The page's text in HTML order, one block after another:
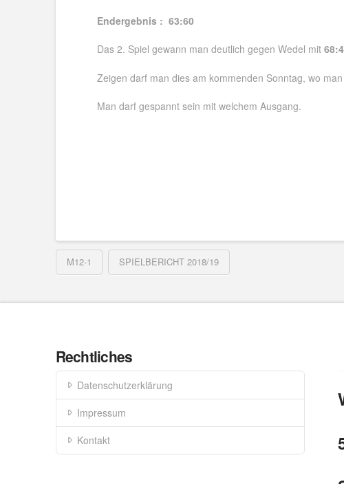
Endergebnis : 63:60
Das 2. Spiel gewann man deutlich gegen Wedel mit
Zeigen darf man dies am kommenden Sonntag, wo
Man darf gespannt sein mit welchem Ausgang.
M12-1 SPIELBERICHT 2018/19
Rechtliches
Datenschutzerklärung
Impressum
Kontakt